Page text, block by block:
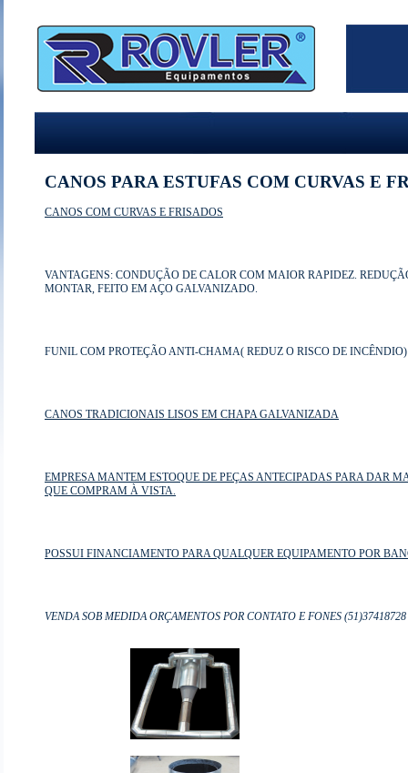
CANOS PARA ESTUFAS COM CURVAS E
CANOS COM CURVAS E FRISADOS
VANTAGENS: CONDUÇÃO DE CALOR COM MAIOR RAPIDEZ.
MONTAR, FEITO EM AÇO GALVANIZADO.
FUNIL COM PROTEÇÃO ANTI-CHAMA( REDUZ O RISCO DE INCÊNDIO)
CANOS TRADICIONAIS LISOS EM CHAPA GALVANIZADA
EMPRESA MANTEM ESTOQUE DE PEÇAS ANTECIPADAS PARA DAR
QUE COMPRAM À VISTA.
POSSUI FINANCIAMENTO PARA QUALQUER EQUIPAMENTO POR
VENDA SOB MEDIDA ORÇAMENTOS POR CONTATO E FONES